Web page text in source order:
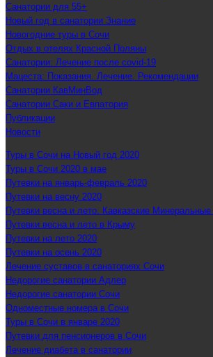
Санатории для 55+
Новый год в санатории Знание
Новогодние туры в Сочи
Отдых в отелях Красной Поляны
Санатории: Лечение после covid-19
Мацеста: Показания. Лечение. Рекомендации
Санатории КавМинВод
Санатории Саки и Евпатория
Публикации
Новости
Туры в Сочи на Новый год 2020
Туры в Сочи 2020 в мае
Путевки на январь-февраль 2020
Путевки на весну 2020
Путевки весна и лето. Кавказские
Путевки весна и лето в Крыму
Путевки на лето 2020
Путевки на осень 2020
Лечение суставов в санаториях Сочи
Недорогие санатории Адлер
Недорогие санатории Сочи
Одноместные номера в Сочи
Туры в Сочи в январе 2020
Путевки для пенсионеров в Сочи
Лечение диабета в санатории